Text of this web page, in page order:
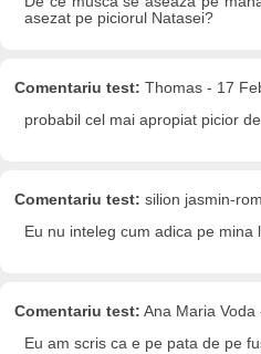
asezat pe piciorul Natasei?
Comentariu test: Thomas - 17
probabil cel mai apropiat picior
Comentariu test: silion jasmin-
Eu nu inteleg cum adica pe mina
Comentariu test: Ana Maria Voda
Eu am scris ca e pe pata de pe